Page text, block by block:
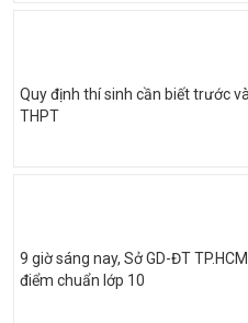
Quy định thí sinh cần biết trước
THPT
9 giờ sáng nay, Sở GD-ĐT
điểm chuẩn lớp 10